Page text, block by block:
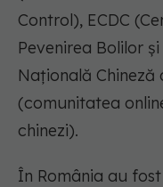
Control), ECDC
Pevenirea Bolilor
Națională Chineză
(comunitatea
chinezi).
În România au